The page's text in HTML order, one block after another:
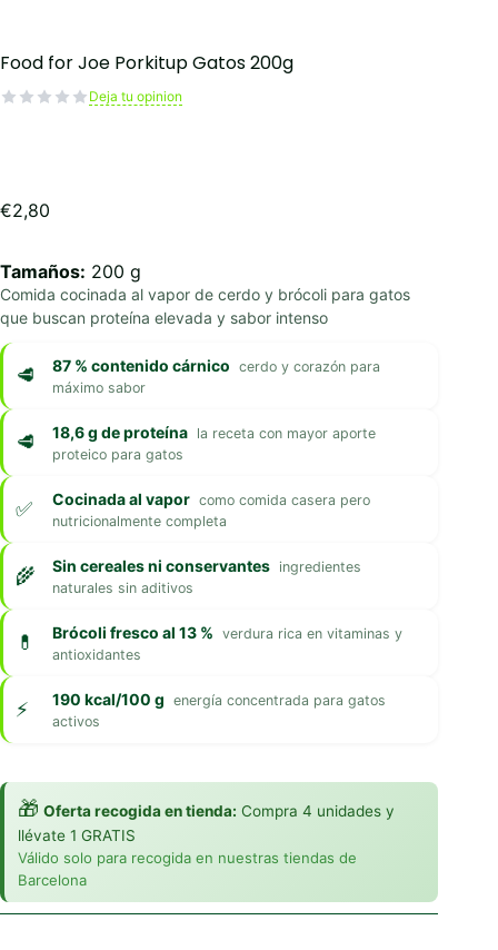
Food for Joe Porkitup Gatos 200g
Deja tu opinion
€2,80
Tamaños: 200 g
Comida cocinada al vapor de cerdo y brócoli para gatos
que buscan proteína elevada y sabor intenso
87 % contenido cárnico cerdo y corazón para
máximo sabor
18,6 g de proteína la receta con mayor aporte
proteico para gatos
Cocinada al vapor como comida casera pero
nutricionalmente completa
Sin cereales ni conservantes ingredientes
naturales sin aditivos
Brócoli fresco al 13 % verdura rica en vitaminas y
antioxidantes
190 kcal/100 g energía concentrada para gatos
activos
🎁 Oferta recogida en tienda: Compra 4 unidades y
llévate 1 GRATIS
Válido solo para recogida en nuestras tiendas de
Barcelona